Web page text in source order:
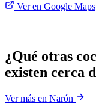
Ver en Google Maps
¿Qué otras
existen cerca
Ver más en Narón